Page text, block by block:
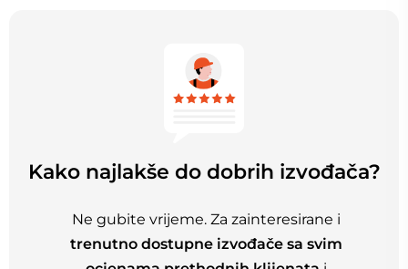
Kako najlakše do dobrih izvođača?
Ne gubite vrijeme. Za zainteresirane i
trenutno dostupne izvođače sa svim